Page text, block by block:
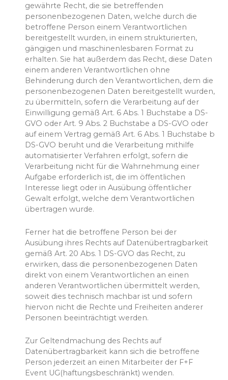
gewährte Recht, die sie betreffenden
personenbezogenen Daten, welche durch die
betroffene Person einem Verantwortlichen
bereitgestellt wurden, in einem strukturierten,
gängigen und maschinenlesbaren Format zu
erhalten. Sie hat außerdem das Recht, diese Daten
einem anderen Verantwortlichen ohne
Behinderung durch den Verantwortlichen, dem die
personenbezogenen Daten bereitgestellt wurden,
zu übermitteln, sofern die Verarbeitung auf der
Einwilligung gemäß Art. 6 Abs. 1 Buchstabe a DS-
GVO oder Art. 9 Abs. 2 Buchstabe a DS-GVO oder
auf einem Vertrag gemäß Art. 6 Abs. 1 Buchstabe b
DS-GVO beruht und die Verarbeitung mithilfe
automatisierter Verfahren erfolgt, sofern die
Verarbeitung nicht für die Wahrnehmung einer
Aufgabe erforderlich ist, die im öffentlichen
Interesse liegt oder in Ausübung öffentlicher
Gewalt erfolgt, welche dem Verantwortlichen
übertragen wurde.
Ferner hat die betroffene Person bei der
Ausübung ihres Rechts auf Datenübertragbarkeit
gemäß Art. 20 Abs. 1 DS-GVO das Recht, zu
erwirken, dass die personenbezogenen Daten
direkt von einem Verantwortlichen an einen
anderen Verantwortlichen übermittelt werden,
soweit dies technisch machbar ist und sofern
hiervon nicht die Rechte und Freiheiten anderer
Personen beeinträchtigt werden.
Zur Geltendmachung des Rechts auf
Datenübertragbarkeit kann sich die betroffene
Person jederzeit an einen Mitarbeiter der F+F
Event UG(haftungsbeschränkt) wenden.